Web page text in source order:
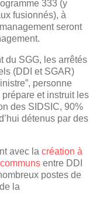
333 (y
fusionnés), à
seront
du SGG, les arrêtés
(DDI et SGAR)
personne
prépare et instruit les
des SIDSIC, 90%
détenus par des
avec la création à
entre DDI
postes de
la